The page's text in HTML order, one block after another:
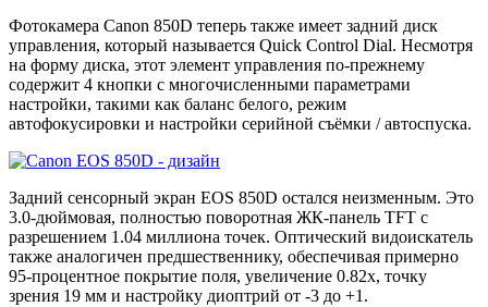
Фотокамера Canon 850D теперь также имеет задний диск
управления, который называется Quick Control Dial. Несмотря
на форму диска, этот элемент управления по-прежнему
содержит 4 кнопки с многочисленными параметрами
настройки, такими как баланс белого, режим
автофокусировки и настройки серийной съёмки / автоспуска.
Задний сенсорный экран EOS 850D остался неизменным. Это
3.0-дюймовая, полностью поворотная ЖК-панель TFT с
разрешением 1.04 миллиона точек. Оптический видоискатель
также аналогичен предшественнику, обеспечивая примерно
95-процентное покрытие поля, увеличение 0.82x, точку
зрения 19 мм и настройку диоптрий от -3 до +1.